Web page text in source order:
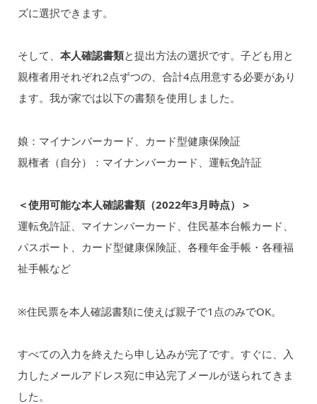
ズに選択できます。
そして、 本人確認書類と提出方法の選択です。子ども用と
親権者用それぞれ2点ずつの、合計4点用意する必要があり
ます。我が家では以下の書類を使用しました。
娘：マイナンバーカード、カード型健康保険証
親権者（自分）：マイナンバーカード、運転免許証
＜使用可能な本人確認書類（2022年3月時点）＞
運転免許証、マイナンバーカード、住民基本台帳カード、
パスポート、カード型健康保険証、各種年金手帳・各種福
祉手帳など
※住民票を本人確認書類に使えば親子で1点のみでOK。
すべての入力を終えたら申し込みが完了です。すぐに、入
力したメールアドレス宛に申込完了メールが送られてきま
した。